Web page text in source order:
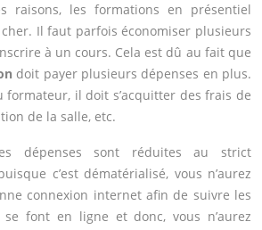
raisons, les formations en présentiel
Il faut parfois économiser plusieurs
à un cours. Cela est dû au fait que
doit payer plusieurs dépenses en plus.
formateur, il doit s’acquitter des frais de
de la salle, etc.
dépenses sont réduites au strict
c’est dématérialisé, vous n’aurez
connexion internet afin de suivre les
se font en ligne et donc, vous n’aurez